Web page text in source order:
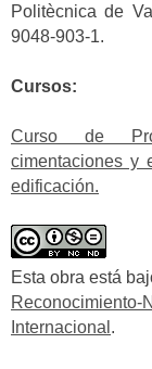
Politècnica de
9048-903-1.
Cursos:
Curso de
cimentaciones y
edificación.
Esta obra está
Reconocimiento-
Internacional .